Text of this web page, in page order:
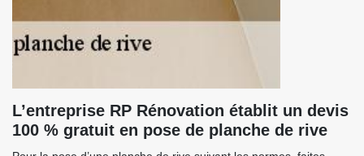
L’entreprise RP Rénovation établit un devis
100 % gratuit en pose de planche de rive